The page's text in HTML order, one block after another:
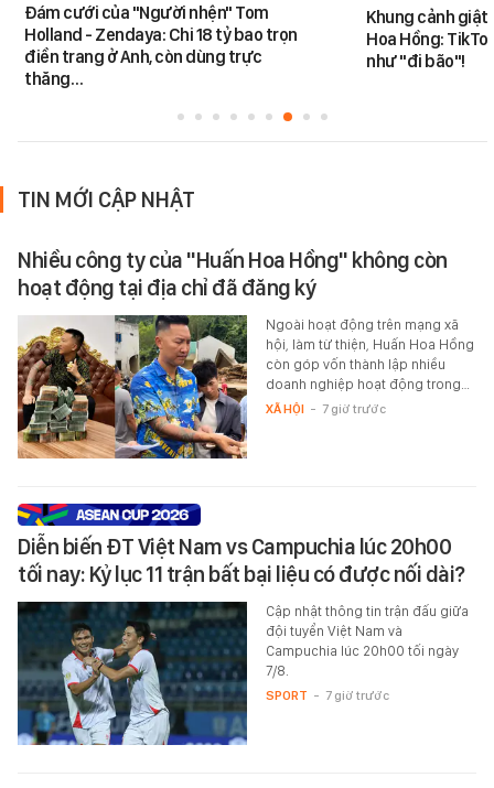
Đám cưới của "Người nhện" Tom
Holland - Zendaya: Chi 18 tỷ bao trọn
điền trang ở Anh, còn dùng trực
thăng…
Khung cảnh
Hoa Hồng:
như "đi bão"!
TIN MỚI CẬP NHẬT
Nhiều công ty của "Huấn Hoa Hồng" không còn
hoạt động tại địa chỉ đã đăng ký
Ngoài hoạt động trên mạng xã
hội, làm từ thiện, Huấn Hoa Hồng
còn góp vốn thành lập nhiều
doanh nghiệp hoạt động trong…
XÃ HỘI - 7 giờ trước
Diễn biến ĐT Việt Nam vs Campuchia lúc 20h00
tối nay: Kỷ lục 11 trận bất bại liệu có được nối dài?
Cập nhật thông tin trận đấu giữa
đội tuyển Việt Nam và
Campuchia lúc 20h00 tối ngày
7/8.
SPORT - 7 giờ trước